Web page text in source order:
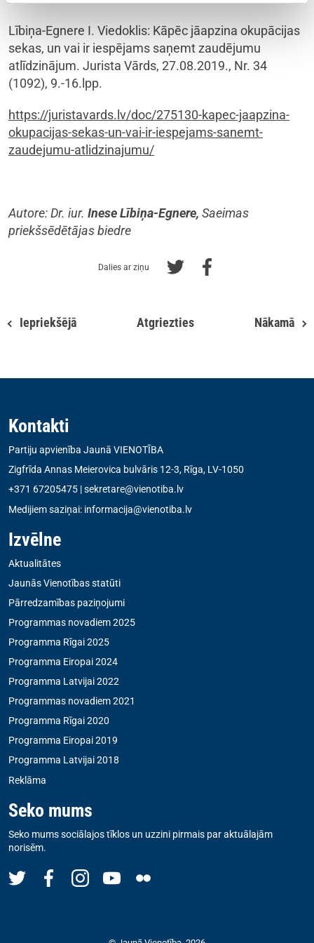
Lībiņa-Egnere I. Viedoklis: Kāpēc jāapzina okupācijas
sekas, un vai ir iespējams saņemt zaudējumu
atlīdzinājum. Jurista Vārds, 27.08.2019., Nr. 34
(1092), 9.-16.lpp.
https://juristavards.lv/doc/275130-kapec-jaapzina-
okupacijas-sekas-un-vai-ir-iespejams-sanemt-
zaudejumu-atlidzinajumu/
Autore: Dr. iur. Inese Lībiņa-Egnere, Saeimas
priekšsēdētājas biedre
Dalies ar ziņu
Iepriekšējā Atgriezties Nākamā
Kontakti
Partiju apvienība Jaunā VIENOTĪBA
Zigfrīda Annas Meierovica bulvāris 12-3, Rīga, LV-1050
+371 67205475 |sekretare@vienotiba.lv
Medijiem saziņai: informacija@vienotiba.lv
Izvēlne
Aktualitātes
Jaunās Vienotības statūti
Pārredzamības paziņojumi
Programmas novadiem 2025
Programma Rīgai 2025
Programma Eiropai 2024
Programma Latvijai 2022
Programmas novadiem 2021
Programma Rīgai 2020
Programma Eiropai 2019
Programma Latvijai 2018
Reklāma
Seko mums
Seko mums sociālajos tīklos un uzzini pirmais par aktuālajām
norisēm.